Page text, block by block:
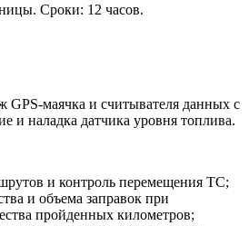
Сроки: 12 часов.
GPS-маячка и cчитывателя данных с
наладка датчика уровня топлива.
и контроль перемещения ТС;
и объема заправок при
пройденных километров;